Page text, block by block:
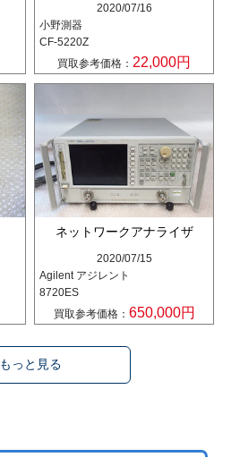
2020/07/16
小野測器
CF-5220Z
買取参考価格： 22,000円
ネットワークアナライザ
2020/07/15
Agilent アジレント
8720ES
買取参考価格： 650,000円
もっと見る